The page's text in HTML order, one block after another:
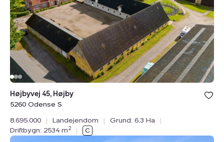
Odense
S
Bolig er
under
Højbyvej 45, Højby
5260 Odense S
8.695.000
| Landejendom | Grund: 6.3 Ha
|
Driftbygn: 2534 m2 |